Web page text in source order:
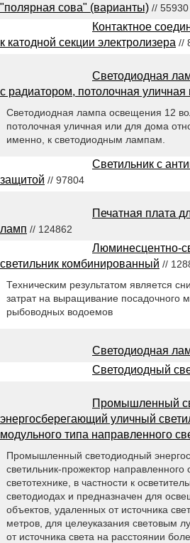
"полярная сова" (варианты) // 55930
Контактное
к катодной секции электролизера //
Светодиодная
с радиатором, потолочная
Светодиодная лампа освещения 12
потолочная уличная или для дома
именно, к светодиодным лампам.
Светильник с
защитой // 97804
Печатная плата
ламп // 124862
Люминесцентно-
светильник комбинированный //
Техническим результатом является
затрат на выращивание посадочного
рыбоводных водоемов
Светодиодная
Светодиодный
Промышленный
энергосберегающий уличный
модульного типа направленного
Промышленный светодиодный
светильник-прожектор направленного
светотехнике, в частности к
светодиодах и предназначен для
объектов, удаленных от источника
метров, для целеуказания световым
от источника света на расстоянии